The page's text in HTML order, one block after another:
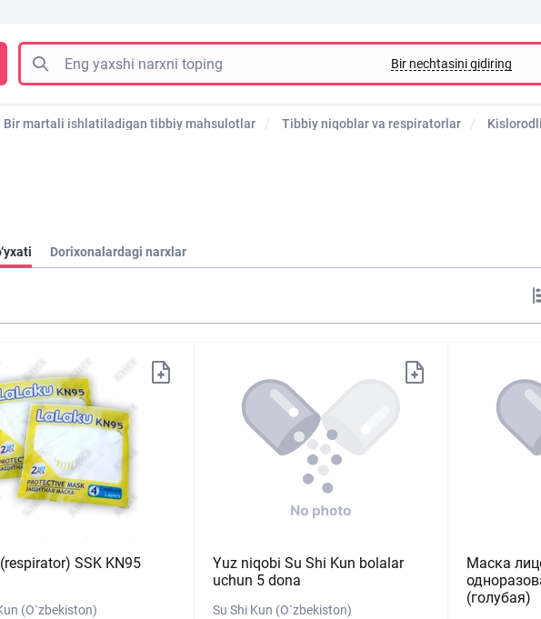
Bir nechtasini qidiring
Bir martali ishlatiladigan tibbiy mahsulotlar Tibbiy niqoblar va respiratorlar
Dorixonalardagi narxlar
SSK KN95
(O`zbekiston)
Yuz niqobi Su Shi Kun bolalar
uchun 5 dona
Su Shi Kun (O`zbekiston)
Маска
(голубая)